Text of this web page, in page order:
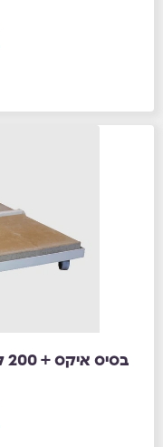
בסיס איקס + 200 ק"ג + גלגלים לשמשיה מקצועית